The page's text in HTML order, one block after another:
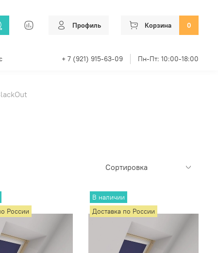
Профиль Корзина 0
+ 7 (921) 915-63-09 Пн-Пт: 10:00-18:00
России
В наличии
Доставка по России